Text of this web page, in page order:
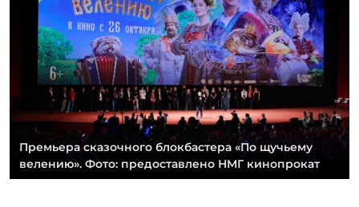
Премьера сказочного блокбастера «По щучьему
велению». Фото: предоставлено НМГ кинопрокат